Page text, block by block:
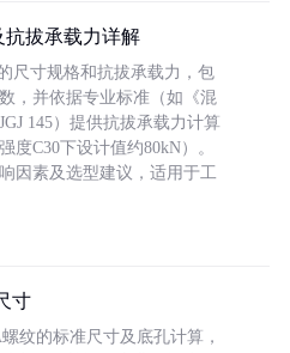
抗拔承载力详解
尺寸规格和抗拔承载力，包
，并依据专业标准（如《混
145）提供抗拔承载力计算
度C30下设计值约80kN）。
因素及选型建议，适用于工
寸
纹的标准尺寸及底孔计算，